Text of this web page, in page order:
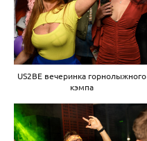
US2BE вечеринка горнолыжного
кэмпа